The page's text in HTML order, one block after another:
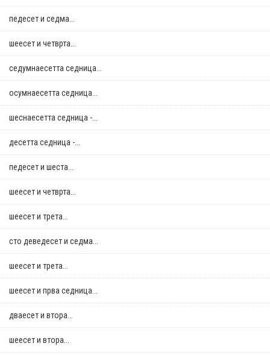
педесет и седма...
шеесет и четврта...
седумнаесетта седница...
осумнaесетта седница...
шеснаесетта седница -...
десетта седница -...
педесет и шеста...
шеесет и четврта...
шеесет и трета...
сто деведесет и седма...
шеесет и трета...
шеесет и прва седница...
дваесет и втора...
шеесет и втора...